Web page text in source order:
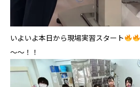
いよいよ本日から現場実習スタート
～～！！